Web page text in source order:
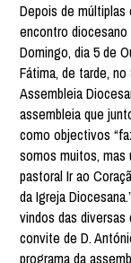
Depois de
encontro
Domingo, dia 5 de
Fátima, de tarde,
Assembleia
assembleia que
como objectivos
somos muitos, mas
pastoral Ir ao
da Igreja
vindos das
convite de D.
programa da